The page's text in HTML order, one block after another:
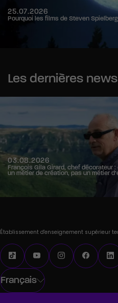
25.07.2026
Pourquoi les films de Steven
Les dernières news
03.08.2026
François Gila Girard, chef décorateur
un métier de création, pas un métier
Établissement d'enseignement supérieur
Français